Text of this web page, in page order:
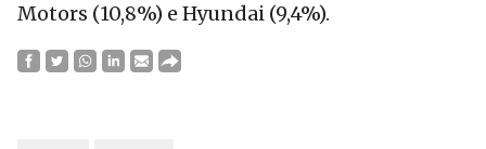
Motors (10,8%) e Hyundai (9,4%).